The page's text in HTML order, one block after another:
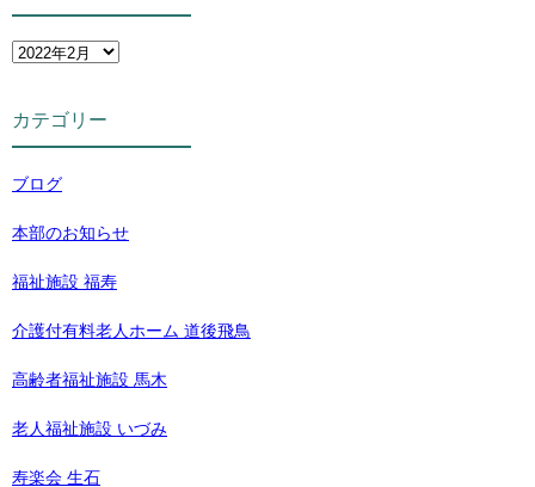
カテゴリー
ブログ
本部のお知らせ
福祉施設 福寿
介護付有料老人ホーム 道後飛鳥
高齢者福祉施設 馬木
老人福祉施設 いづみ
寿楽会 生石